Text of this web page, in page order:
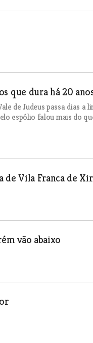
que dura há 20
de Judeus passa dias a
espólio falou mais do
de Vila Franca de
vão abaixo